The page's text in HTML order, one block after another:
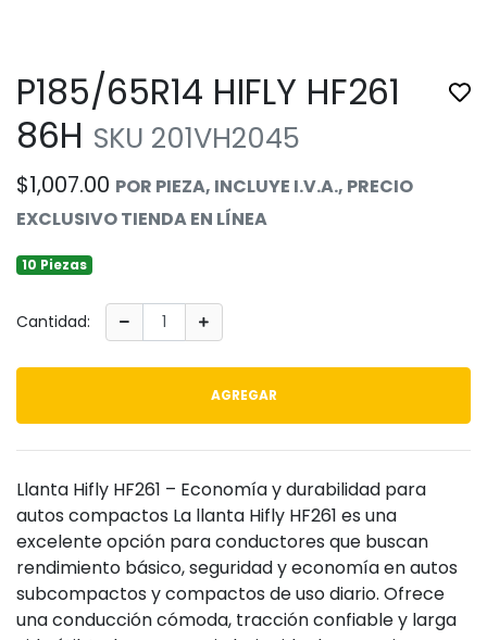
P185/65R14 HIFLY HF261
86H SKU 201VH2045
$1,007.00 POR PIEZA, INCLUYE I.V.A., PRECIO
EXCLUSIVO TIENDA EN LÍNEA
10 Piezas
Cantidad:
AGREGAR
Llanta Hifly HF261 – Economía y durabilidad para
autos compactos La llanta Hifly HF261 es una
excelente opción para conductores que buscan
rendimiento básico, seguridad y economía en autos
subcompactos y compactos de uso diario. Ofrece
una conducción cómoda, tracción confiable y larga